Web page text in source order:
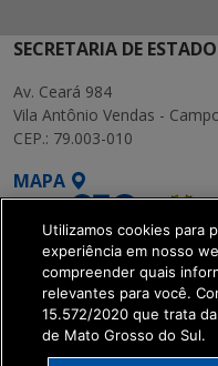
SECRETARIA DE
Av. Ceará 984
Vila Antônio Vendas -
CEP.: 79.003-010
MAPA
SETDIG | Secretaria-
Executiva de
Utilizamos cookies para
experiência em nosso
compreender quais
relevantes para você.
15.572/2020 que trata
de Mato Grosso do Sul.